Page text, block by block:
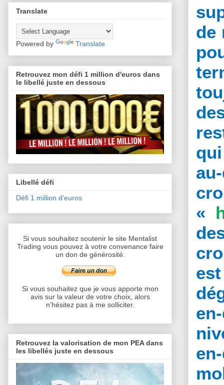
de
«
Translate
Powered by Translate
Retrouvez mon défi 1 million d'euros dans
le libellé juste en dessous
Libellé défi
Défi 1 million d'euros
Si vous souhaitez soutenir le site Mentalist
Trading vous pouvez à votre convenance faire
un don de générosité.
Si vous souhaitez que je vous apporte mon
avis sur la valeur de votre choix, alors
n’hésitez pas à me solliciter.
Retrouvez la valorisation de mon PEA dans
les libellés juste en dessous